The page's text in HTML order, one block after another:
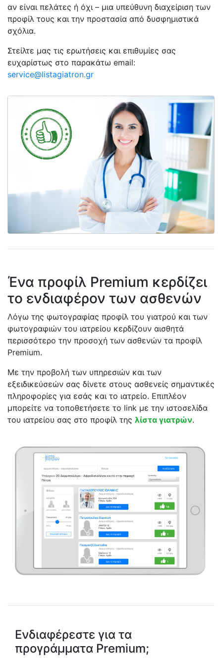
αν είναι πελάτες ή όχι – μια υπεύθυνη διαχείριση των
προφίλ τους και την προστασία από δυσφημιστικά
σχόλια.
Στείλτε μας τις ερωτήσεις και επιθυμίες σας
ευχαρίστως στο παρακάτω email:
service@listagiatron.gr
Ένα προφίλ Premium κερδίζει
το ενδιαφέρον των ασθενών
Λόγω της φωτογραφίας προφίλ του γιατρού και των
φωτογραφιών του ιατρείου κερδίζουν αισθητά
περισσότερο την προσοχή των ασθενών τα προφίλ
Premium.
Με την προβολή των υπηρεσιών και των
εξειδικεύσεών σας δίνετε στους ασθενείς σημαντικές
πληροφορίες για εσάς και το ιατρείο. Επιπλέον
μπορείτε να τοποθετήσετε το link με την ιστοσελίδα
του ιατρείου σας στο προφίλ της λίστα γιατρών.
Ενδιαφέρεστε για τα
προγράμματα Premium;